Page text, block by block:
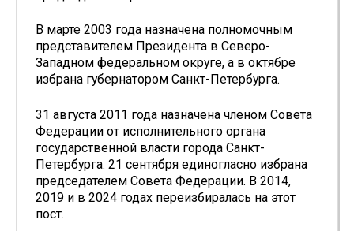
В марте 2003 года назначена полномочным
представителем Президента в Северо-
Западном федеральном округе, а в октябре
избрана губернатором Санкт-Петербурга.
31 августа 2011 года назначена членом Совета
Федерации от исполнительного органа
государственной власти города Санкт-
Петербурга. 21 сентября единогласно избрана
председателем Совета Федерации. В 2014,
2019 и в 2024 годах переизбиралась на этот
пост.